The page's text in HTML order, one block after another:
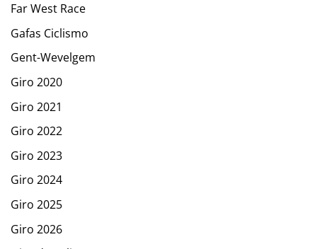
Far West Race
Gafas Ciclismo
Gent-Wevelgem
Giro 2020
Giro 2021
Giro 2022
Giro 2023
Giro 2024
Giro 2025
Giro 2026